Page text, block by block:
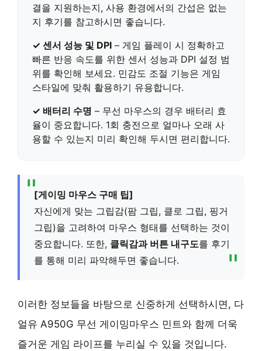
결을 지원하는지, 사용 환경에서의 간섭은 없는
지 후기를 참고하시면 좋습니다.
✓ 센서 성능 및 DPI – 게임 플레이 시 정확하고
빠른 반응 속도를 위한 센서 성능과 DPI 설정 범
위를 확인해 보세요. 민감도 조절 기능은 게임
스타일에 맞춰 활용하기 유용합니다.
✓ 배터리 수명 – 무선 마우스의 경우 배터리 효
율이 중요합니다. 1회 충전으로 얼마나 오래 사
용할 수 있는지 미리 확인해 두시면 편리합니다.
[게이밍 마우스 구매 팁]
자신에게 맞는 그립감(팜 그립, 클로 그립, 핑거
그립)을 고려하여 마우스 형태를 선택하는 것이
중요합니다. 또한, 클릭감과 버튼 내구도를 후기
를 통해 미리 파악해두면 좋습니다.
이러한 정보들을 바탕으로 신중하게 선택하시면, 다
얼유 A950G 무선 게이밍마우스 민트와 함께 더욱
즐거운 게임 라이프를 누리실 수 있을 것입니다.